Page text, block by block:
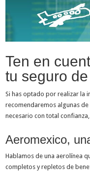
Ten en
tu seguro
Si has optado por realizar la
recomendaremos algunas
necesario con total
Aeromexico,
Hablamos de una aerolínea
completos y repletos de